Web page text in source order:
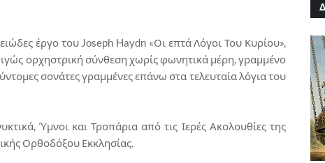
έργο του Joseph Haydn «Οι επτά Λόγοι Του Κυρίου»,
ορχηστρική σύνθεση χωρίς φωνητικά μέρη, γραμμένο
σονάτες γραμμένες επάνω στα τελευταία λόγια του
Ύμνοι και Τροπάρια από τις Ιερές Ακολουθίες της
Ορθοδόξου Εκκλησίας.